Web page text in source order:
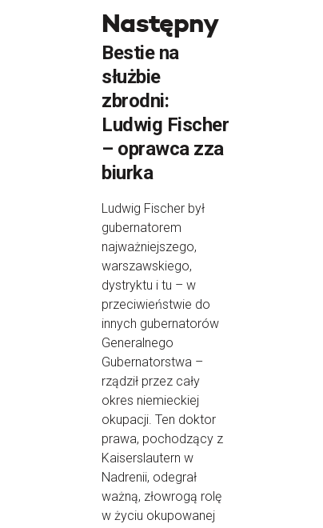
Następny
Bestie na
służbie
zbrodni:
Ludwig Fischer
– oprawca zza
biurka
Ludwig Fischer był
gubernatorem
najważniejszego,
warszawskiego,
dystryktu i tu – w
przeciwieństwie do
innych gubernatorów
Generalnego
Gubernatorstwa –
rządził przez cały
okres niemieckiej
okupacji. Ten doktor
prawa, pochodzący z
Kaiserslautern w
Nadrenii, odegrał
ważną, złowrogą rolę
w życiu okupowanej